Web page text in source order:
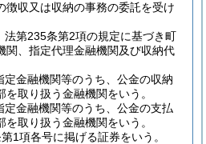
徴収又は収納の事務の委託を受け
第235条第2項の規定に基づき町
関、指定代理金融機関及び収納代
金融機関等のうち、公金の収納
取り扱う金融機関をいう。
金融機関等のうち、公金の支払
取り扱う金融機関をいう。
1項各号に掲げる証券をいう。